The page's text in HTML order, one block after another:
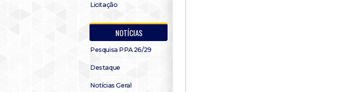
Licitação
NOTÍCIAS
Pesquisa PPA 26/29
Destaque
Notícias Geral